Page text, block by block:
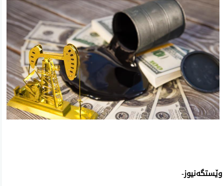
وێستگه‌نیوز-